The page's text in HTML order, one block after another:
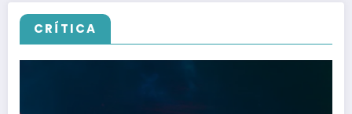
CRÍTICA